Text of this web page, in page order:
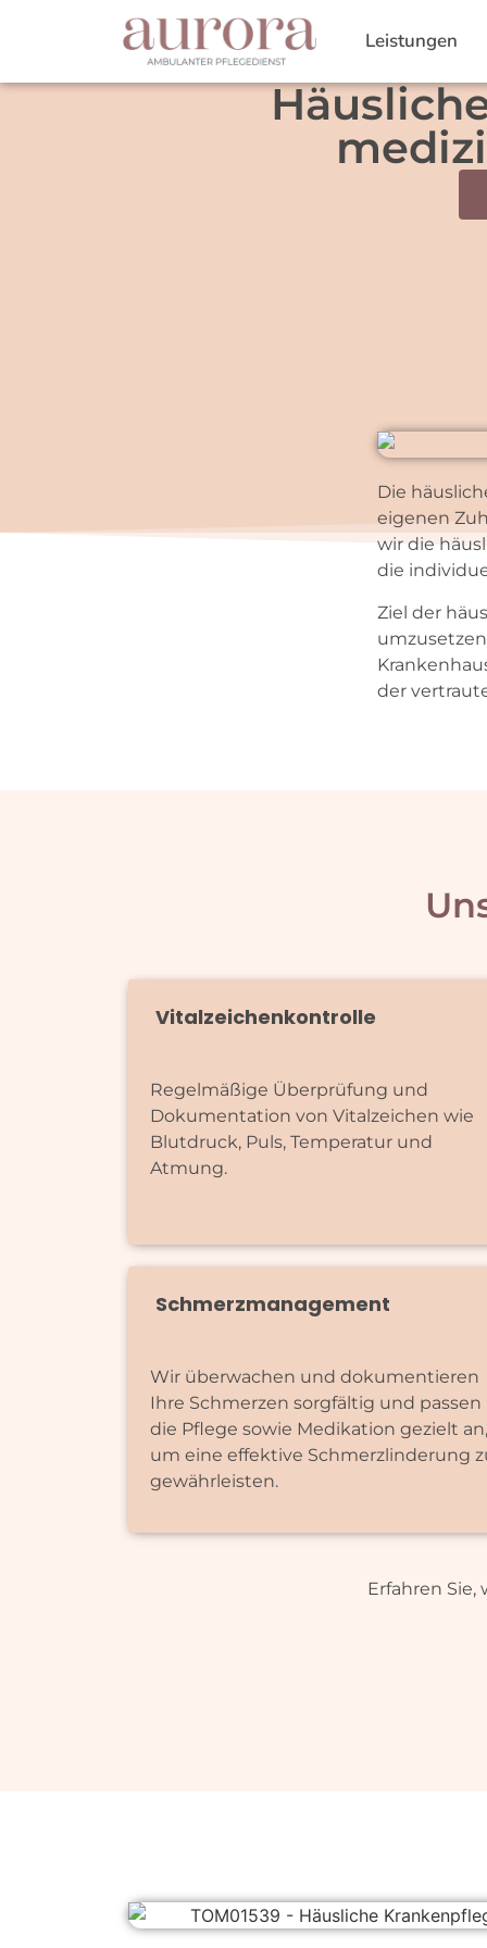
Leistungen
Die
eigenen
wir die
die
Ziel der
der
Vitalzeichenkontrolle
Regelmäßige Überprüfung und
Dokumentation von Vitalzeichen wie
Blutdruck, Puls, Temperatur und
Atmung.
Schmerzmanagement
Wir überwachen und dokumentieren
Ihre Schmerzen sorgfältig und passen
die Pflege sowie Medikation gezielt an,
um eine effektive Schmerzlinderung
gewährleisten.
Erfahren